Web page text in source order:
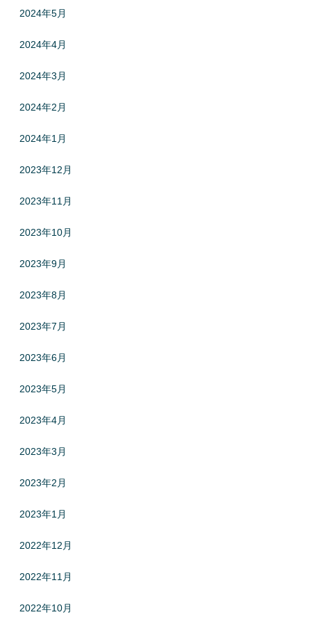
2024年5月
2024年4月
2024年3月
2024年2月
2024年1月
2023年12月
2023年11月
2023年10月
2023年9月
2023年8月
2023年7月
2023年6月
2023年5月
2023年4月
2023年3月
2023年2月
2023年1月
2022年12月
2022年11月
2022年10月